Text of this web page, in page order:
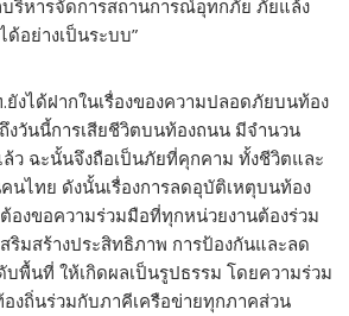
ริหารจัดการสถานการณ์อุทกภัย ภัยแล้ง
อย่างเป็นระบบ”
งได้ฝากในเรื่องของความปลอดภัยบนท้อง
งวันนี้การเสียชีวิตบนท้องถนน มีจำนวน
ว ฉะนั้นจึงถือเป็นภัยที่คุกคาม ทั้งชีวิตและ
นไทย ดังนั้นเรื่องการลดอุบัติเหตุบนท้อง
องขอความร่วมมือที่ทุกหน่วยงานต้องร่วม
ริมสร้างประสิทธิภาพ การป้องกันและลด
พื้นที่ ให้เกิดผลเป็นรูปธรรม โดยความร่วม
งถิ่นร่วมกับภาคีเครือข่ายทุกภาคส่วน